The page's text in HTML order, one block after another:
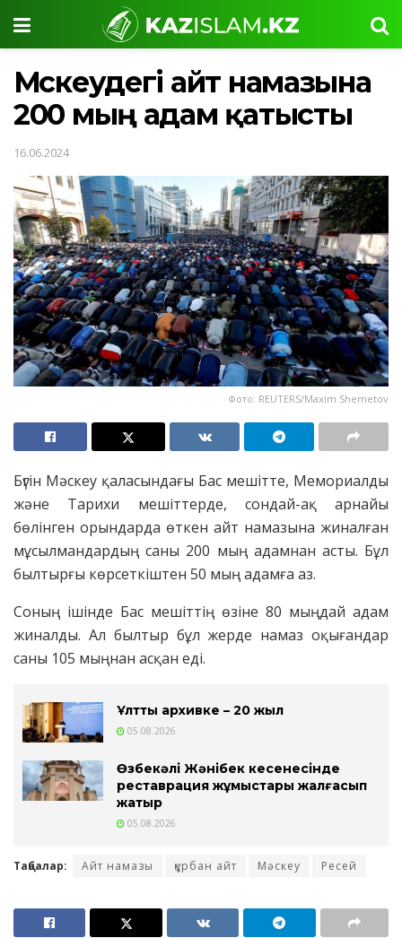
Мәскеудегі айт намазына
200 мың адам қатысты
16.06.2024
Фото: REUTERS/Maxim Shemetov
Бүгін Мәскеу қаласындағы Бас мешітте, Мемориалды
және Тарихи мешіттерде, сондай-ақ арнайы
бөлінген орындарда өткен айт намазына жиналған
мұсылмандардың саны 200 мың адамнан асты. Бұл
былтырғы көрсеткіштен 50 мың адамға аз.
Соның ішінде Бас мешіттің өзіне 80 мыңдай адам
жиналды. Ал былтыр бұл жерде намаз оқығандар
саны 105 мыңнан асқан еді.
Ұлттық архивке – 20 жыл
05.08.2026
Өзбекәлі Жәнібек кесенесінде
реставрация жұмыстары жалғасып
жатыр
05.08.2026
Таңбалар: Айт намазы құрбан айт Мәскеу Ресей